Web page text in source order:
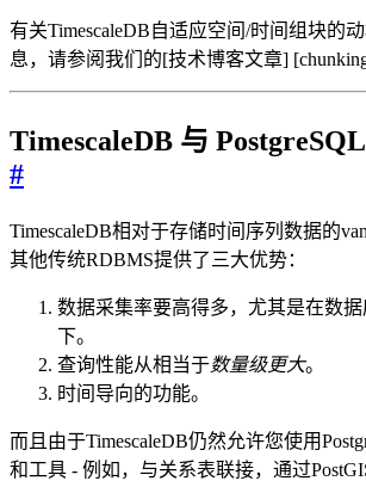
有关TimescaleDB自适应空间/时间组块的
息，请参阅我们的[技术博客文章]
TimescaleDB 与
#
TimescaleDB相对于存储时间序列数据的
其他传统RDBMS提供了三大优势：
数据采集率要高得多，尤其是在数
下。
查询性能从相当于数量级更大。
时间导向的功能。
而且由于TimescaleDB仍然允许您使用
和工具 - 例如，与关系表联接，通过